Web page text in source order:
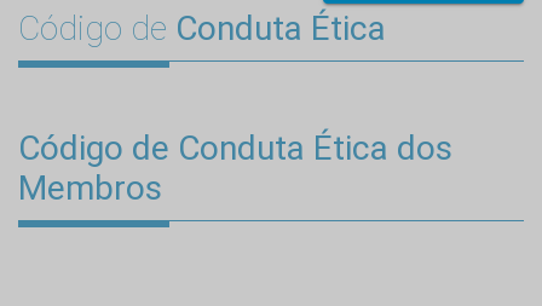
Código de Conduta Ética
Código de Conduta Ética dos
Membros